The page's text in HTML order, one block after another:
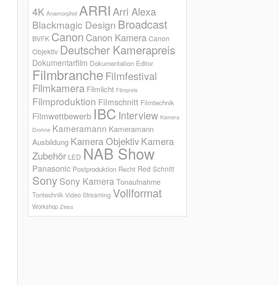
4K Anamorphot ARRI Arri Alexa
Blackmagic Design Broadcast
BVFK Canon Canon Kamera Canon
Objektiv Deutscher Kamerapreis
Dokumentarfilm Dokumentation Editor
Filmbranche Filmfestival
Filmkamera Filmlicht Filmpreis
Filmproduktion Filmschnitt Filmtechnik
Filmwettbewerb IBC Interview Kamera
Drohne Kameramann Kameramann
Ausbildung Kamera ObjektivKamera
Zubehör LED NAB Show
Panasonic Postproduktion Recht Red Schnitt
Sony Sony KameraTonaufnahme
Tontechnik Video Streaming Vollformat
Workshop Zeiss